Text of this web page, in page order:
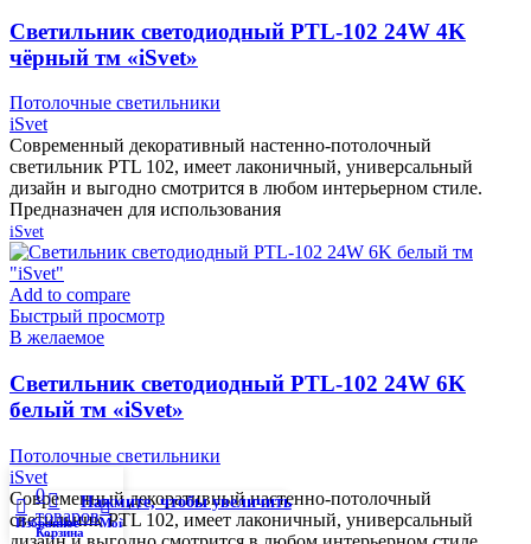
Нажмите, чтобы увеличить
Cветильник светодиодный PTL-102 24W 4K
чёрный тм «iSvet»
Потолочные светильники
iSvet
Современный декоративный настенно-потолочный
светильник PTL 102, имеет лаконичный, универсальный
дизайн и выгодно смотрится в любом интерьерном стиле.
Предназначен для использования
iSvet
Add to compare
Быстрый просмотр
В желаемое
Cветильник светодиодный PTL-102 24W 6K
белый тм «iSvet»
Потолочные светильники
iSvet
Современный декоративный настенно-потолочный
светильник PTL 102, имеет лаконичный, универсальный
Избранное
0
товаров
Корзина
Мой аккаунт